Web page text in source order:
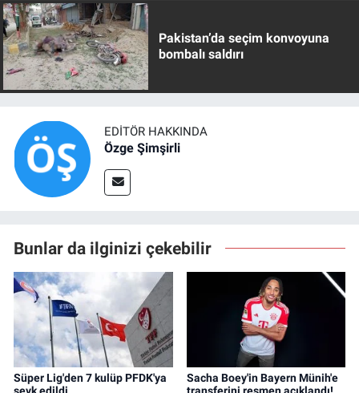
Pakistan’da seçim konvoyuna
bombalı saldırı
EDITÖR HAKKINDA
Özge Şimşirli
Bunlar da ilginizi çekebilir
Süper Lig'den 7 kulüp PFDK'ya
sevk edildi
Sacha Boey'in Bayern Münih'e
transferini resmen açıklandı!